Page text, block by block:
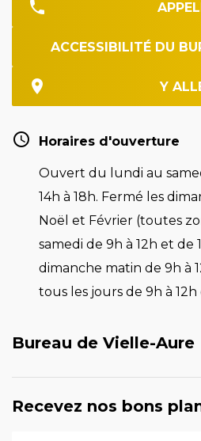
ACCESSIBILITÉ DU
Y
Horaires d'ouverture
Ouvert du lundi au
14h à 18h. Fermé les
Noël et Février (toutes
samedi de 9h à 12h et de
dimanche matin de 9h à
tous les jours de 9h à 12h
Bureau de Vielle-Aure
Recevez nos bons